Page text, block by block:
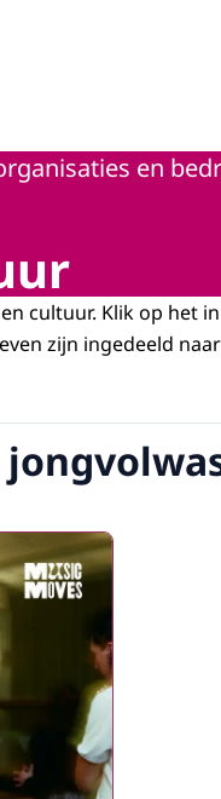
en
cultuur. Klik op het
zijn ingedeeld